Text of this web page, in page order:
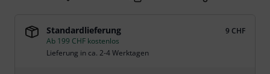
Standardlieferung
9 CHF
Ab 199 CHF kostenlos
Lieferung in ca. 2-4 Werktagen